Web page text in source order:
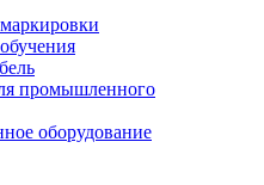
промышленного
оборудование